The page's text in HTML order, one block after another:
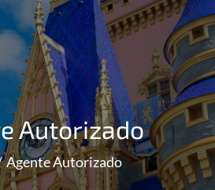
Autorizado
Agente Autorizado